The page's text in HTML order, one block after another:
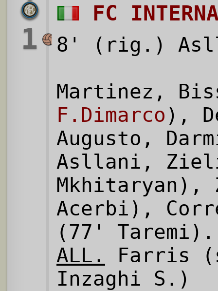
1
FC
8' (rig.)
Martinez,
F.Dimarco ),
Augusto,
Asllani,
Mkhitaryan),
Acerbi),
(77' Taremi).
ALL.
Farris
Inzaghi S.)